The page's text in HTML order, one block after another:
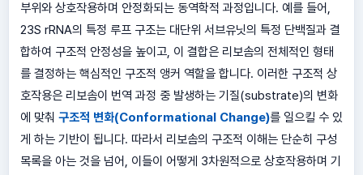
부위와 상호작용하며 안정화되는 동역학적 과정입니다. 예를 들어,
23S rRNA의 특정 루프 구조는 대단위 서브유닛의 특정 단백질과 결
합하여 구조적 안정성을 높이고, 이 결합은 리보솜의 전체적인 형태
를 결정하는 핵심적인 구조적 앵커 역할을 합니다. 이러한 구조적 상
호작용은 리보솜이 번역 과정 중 발생하는 기질(substrate)의 변화
에 맞춰 구조적 변화(Conformational Change)를 일으킬 수 있
게 하는 기반이 됩니다. 따라서 리보솜의 구조적 이해는 단순히 구성
목록을 아는 것을 넘어, 이들이 어떻게 3차원적으로 상호작용하며 기